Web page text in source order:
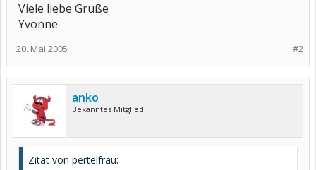
Viele liebe Grüße
Yvonne
#2
20. Mai 2005
anko
Bekanntes Mitglied
Zitat von pertelfrau: